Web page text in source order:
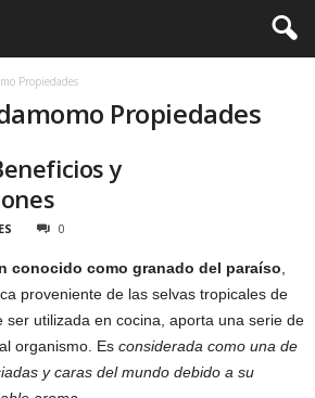
Propiedades
Propiedades
y
0
conocido como granado del paraíso
proveniente de las selvas tropicales de
ser utilizada en cocina, aporta una serie de
organismo. Es considerada como una de
y caras del mundo debido a su